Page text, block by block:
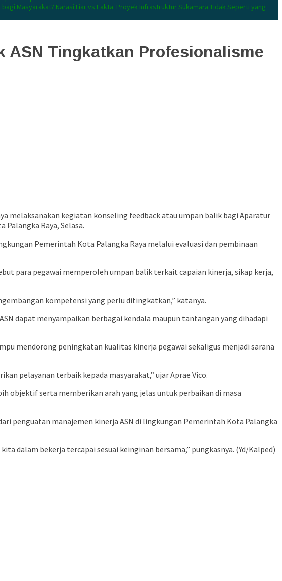
bagi Masyarakat? Narasi Liar vs Fakta: Proyek Infrastruktur Sukamara Tidak Seperti yang
ASN Tingkatkan Profesionalisme
melaksanakan kegiatan konseling feedback atau umpan balik bagi Aparatur
Palangka Raya, Selasa.
Pemerintah Kota Palangka Raya melalui evaluasi dan pembinaan
para pegawai memperoleh umpan balik terkait capaian kinerja, sikap kerja,
kompetensi yang perlu ditingkatkan,” katanya.
dapat menyampaikan berbagai kendala maupun tantangan yang dihadapi
mendorong peningkatan kualitas kinerja pegawai sekaligus menjadi sarana
pelayanan terbaik kepada masyarakat,” ujar Aprae Vico.
objektif serta memberikan arah yang jelas untuk perbaikan di masa
penguatan manajemen kinerja ASN di lingkungan Pemerintah Kota Palangka
dalam bekerja tercapai sesuai keinginan bersama,” pungkasnya. (Yd/Kalped)